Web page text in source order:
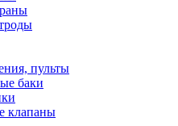
пульты
баки
клапаны